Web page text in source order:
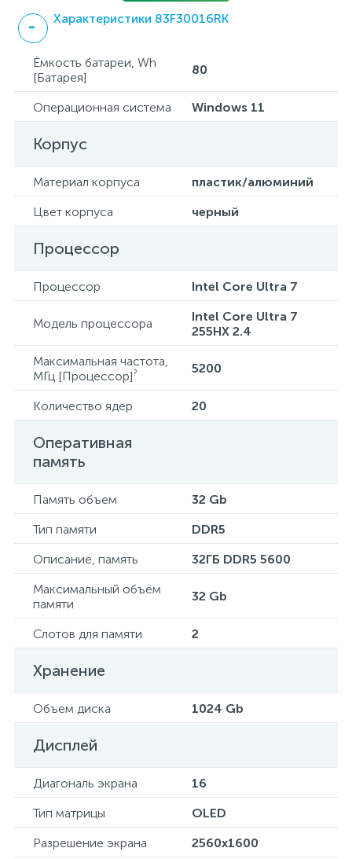
Характеристики 83F30016RK
Ёмкость батареи, Wh
[Батарея]
80
Операционная система Windows 11
Корпус
Материал корпуса
пластик/алюминий
Цвет корпуса
черный
Процессор
Процессор Intel Core Ultra 7
Модель процессора
Intel Core Ultra 7
255HX 2.4
Максимальная частота,
МГц [Процессор]? 5200
Количество ядер 20
Оперативная
память
Память объем
32 Gb
Тип памяти
DDR5
Описание, память
32ГБ DDR5 5600
Максимальный объём
памяти
32 Gb
Слотов для памяти 2
Хранение
Объем диска 1024 Gb
Дисплей
Диагональ экрана
16
Тип матрицы
OLED
Разрешение экрана
2560x1600